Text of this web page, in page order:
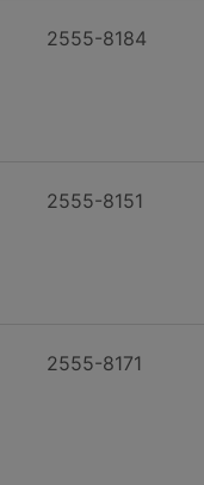
2555-8184
2555-8151
2555-8171